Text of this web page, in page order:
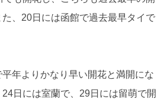
、20日には函館で過去最早タイで
年よりかなり早い開花と満開にな
日には室蘭で、29日には留萌で開